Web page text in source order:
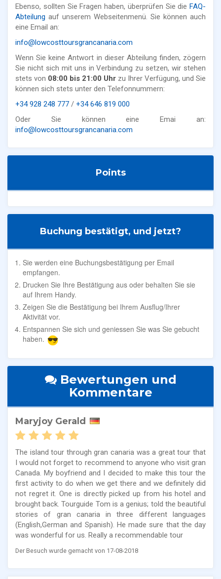
Ebenso, sollten Sie Fragen haben, überprüfen Sie die FAQ-
Abteilung auf unserem Webseitenmenü. Sie können auch
eine Email an:
info@lowcosttoursgrancanaria.com
Wenn Sie keine Antwort in dieser Abteilung finden, zögern
Sie nicht sich mit uns in Verbindung zu setzen, wir stehen
stets von 08:00 bis 21:00 Uhr zu Ihrer Verfügung, und Sie
können sich stets unter den Telefonnummern:
+34 928 248 777 / +34 646 819 000
Oder Sie können eine Emai an:
info@lowcosttoursgrancanaria.com
Points
Buchung bestätigt, und jetzt?
Sie werden eine Buchungsbestätigung per Email
empfangen.
Drucken Sie Ihre Bestätigung aus oder behalten Sie sie
auf Ihrem Handy.
Zeigen Sie die Bestätigung bei Ihrem Ausflug/Ihrer
Aktivität vor.
Entspannen Sie sich und geniessen Sie was Sie gebucht
haben.
Bewertungen und
Kommentare
Maryjoy Gerald
The island tour through gran canaria was a great tour that
I would not forget to recommend to anyone who visit gran
Canada. My boyfriend and I decided to make this tour the
first activity to do when we get there and we definitely did
not regret it. One is directly picked up from his hotel and
brought back. Tourguide Tom is a genius; told the beautiful
stories of gran canaria in three different languages
(English,German and Spanish). He made sure that the day
was wonderful for us. Really a recommendable tour
Der Besuch wurde gemacht von 17-08-2018